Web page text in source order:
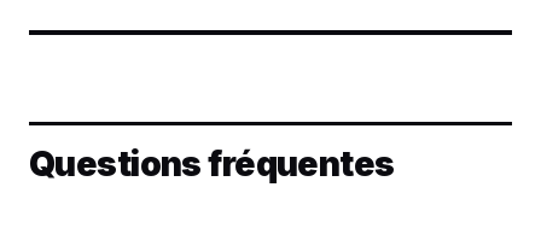
Questions fréquentes